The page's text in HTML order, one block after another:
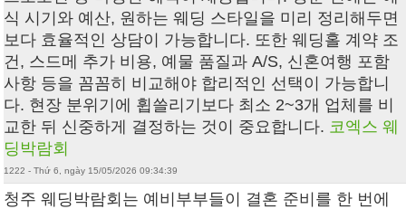
식 시기와 예산, 원하는 웨딩 스타일을 미리 정리해두면
보다 효율적인 상담이 가능합니다. 또한 웨딩홀 계약 조
건, 스드메 추가 비용, 예물 품질과 A/S, 신혼여행 포함
사항 등을 꼼꼼히 비교해야 합리적인 선택이 가능합니
다. 현장 분위기에 휩쓸리기보다 최소 2~3개 업체를 비
교한 뒤 신중하게 결정하는 것이 중요합니다. 코엑스 웨
딩박람회
1222 - Thứ 6, ngày 15/05/2026 09:34:39
청주 웨딩박람회 는 예비부부들이 결혼 준비를 한 번에